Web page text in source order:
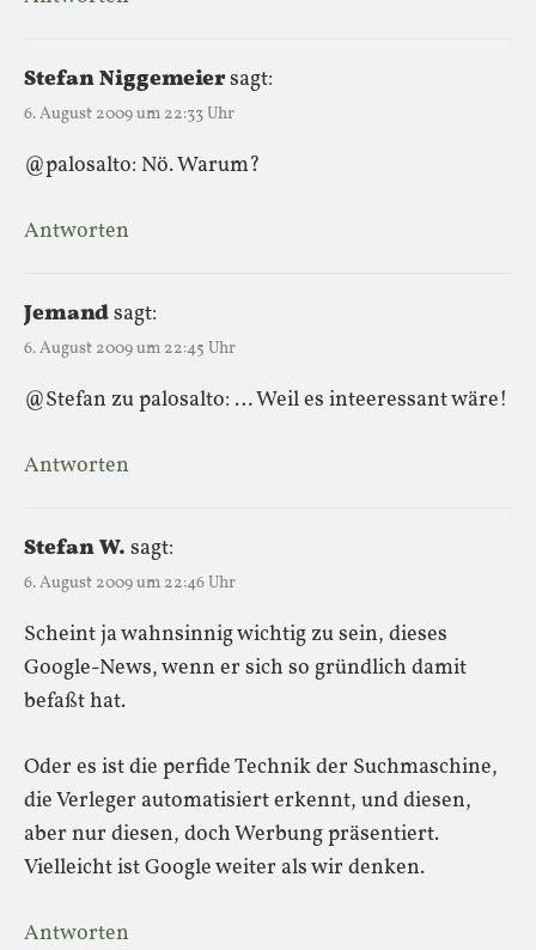
Stefan Niggemeiersagt:
6. August 2009 um 22:33 Uhr
@palosalto: Nö. Warum?
Antworten
Jemandsagt:
6. August 2009 um 22:45 Uhr
@Stefan zu palosalto: … Weil es inteeressant wäre!
Antworten
Stefan W. sagt:
6. August 2009 um 22:46 Uhr
Scheint ja wahnsinnig wichtig zu sein, dieses
Google-News, wenn er sich so gründlich damit
befaßt hat.
Oder es ist die perfide Technik der Suchmaschine,
die Verleger automatisiert erkennt, und diesen,
aber nur diesen, doch Werbung präsentiert.
Vielleicht ist Google weiter als wir denken.
Antworten